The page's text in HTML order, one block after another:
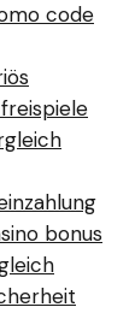
code
bonus